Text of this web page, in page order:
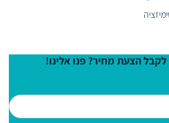
הצעת מחיר? פנו אלינו!